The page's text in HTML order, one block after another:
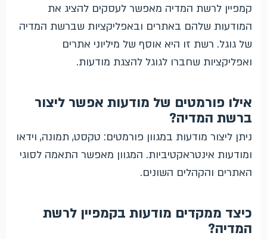
קמפיין לרשת המדיה מאפשר לעסקים להציג את
המודעות שלהם באתרים ובאפליקציות שברשת המדיה
של גוגל. רשת זו היא אוסף של מיליוני אתרים
ואפליקציות שחברו לגוגל להצגת מודעות.
אילו פורמטים של מודעות אפשר ליצור
ברשת המדיה?
ניתן ליצור מודעות במגוון פורמטים: טקסט, תמונה, וידאו
ומודעות אינטראקטיביות. המגוון מאפשר התאמה לסוגי
האתרים והקהלים השונים.
כיצד ממקדים מודעות בקמפיין לרשת
המדיה?